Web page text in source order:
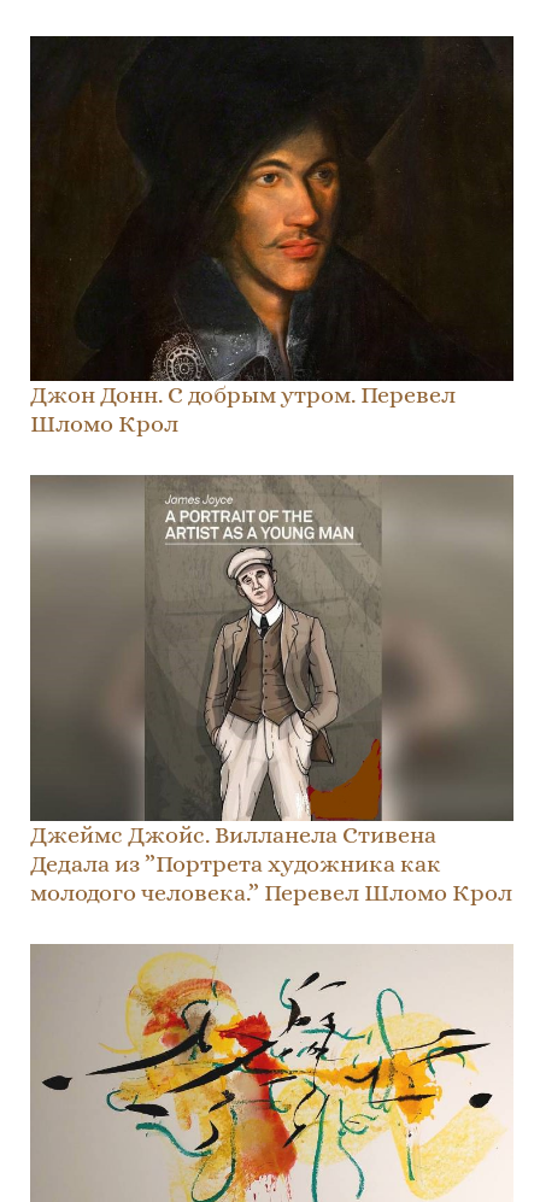
Джон Донн. С добрым утром. Перевел
Шломо Крол
Джеймс Джойс. Вилланела Стивена
Дедала из ”Портрета художника как
молодого человека.” Перевел Шломо Крол